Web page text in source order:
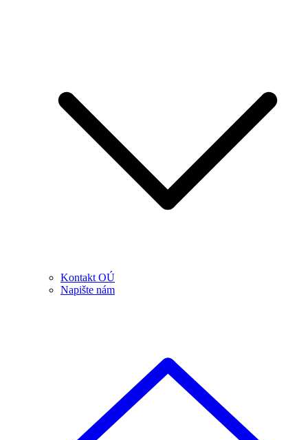
Kontakt OÚ
Napište nám